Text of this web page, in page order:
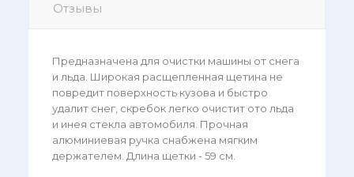
Отзывы
Предназначена для очистки машины от снега
и льда. Широкая расщепленная щетина не
повредит поверхность кузова и быстро
удалит снег, скребок легко очистит ото льда
и инея стекла автомобиля. Прочная
алюминиевая ручка снабжена мягким
держателем. Длина щетки - 59 см.